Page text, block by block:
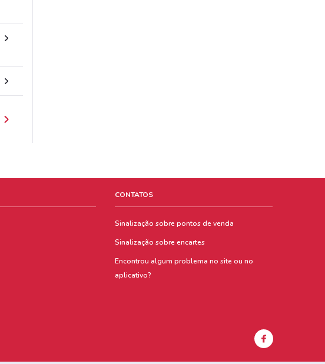
CONTATOS
Sinalização sobre pontos de venda
Sinalização sobre encartes
Encontrou algum problema no site ou no
aplicativo?